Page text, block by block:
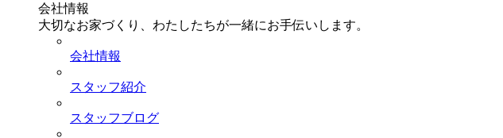
会社情報
大切なお家づくり、わたしたちが一緒にお手伝いします。
会社情報
スタッフ紹介
スタッフブログ